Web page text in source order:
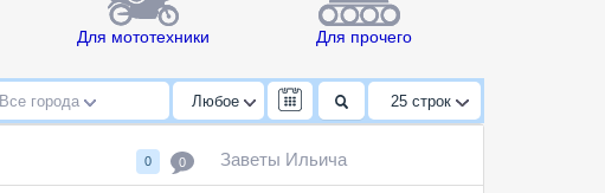
Для мототехники Для прочего
Все города Любое 25строк
0 0 Заветы Ильича